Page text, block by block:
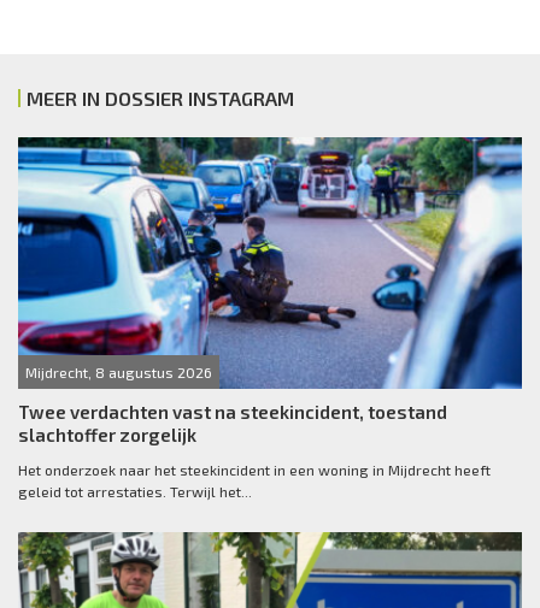
MEER IN DOSSIER INSTAGRAM
Mijdrecht, 8 augustus 2026
Twee verdachten vast na steekincident, toestand
slachtoffer zorgelijk
Het onderzoek naar het steekincident in een woning in Mijdrecht heeft
geleid tot arrestaties. Terwijl het...